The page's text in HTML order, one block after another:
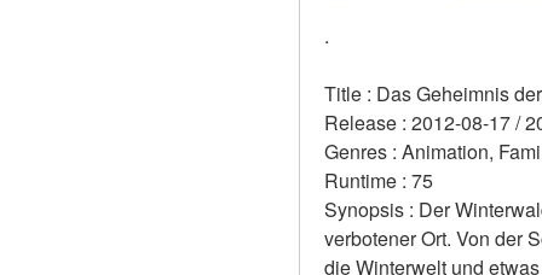
.
Title : Das Geheimnis
Release : 2012-08-17 /
Genres : Animation,
Runtime : 75
Synopsis : Der
verbotener Ort. Von der
die Winterwelt und